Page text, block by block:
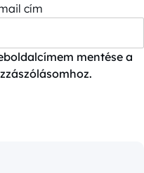
cím
mentése a